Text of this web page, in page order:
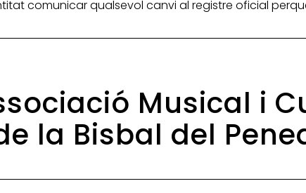
comunicar qualsevol canvi al registre oficial
Musical i
la Bisbal del